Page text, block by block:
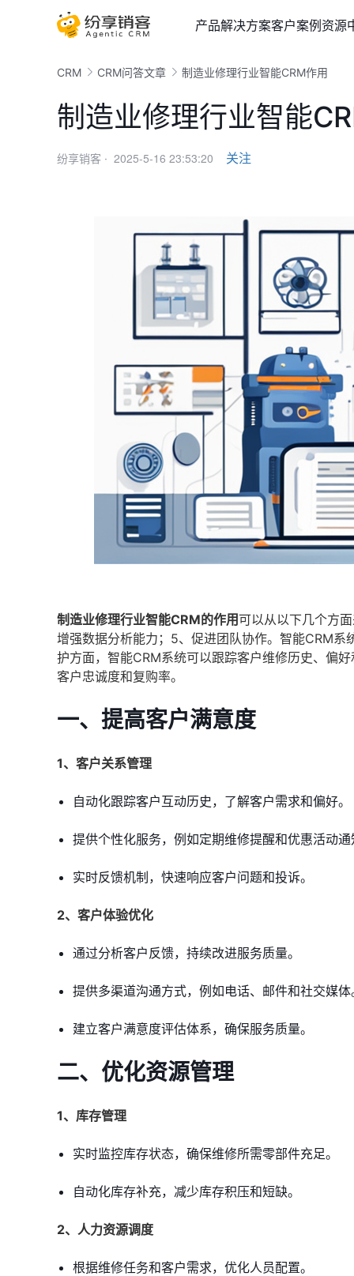
产品解决方案客户案例资源
CRM CRM问答文章 制造业修理行业智能CRM作用
制造业修理行业智能
纷享销客 · 2025-5-16 23:53:20 关注
制造业修理行业智能CRM的作用 可以从以下几个方
增强数据分析能力；5、促进团队协作。智能CRM
护方面，智能CRM系统可以跟踪客户维修历史、偏
客户忠诚度和复购率。
一、提高客户满意度
1、客户关系管理
自动化跟踪客户互动历史，了解客户需求和偏好。
提供个性化服务，例如定期维修提醒和优惠活动通
实时反馈机制，快速响应客户问题和投诉。
2、客户体验优化
通过分析客户反馈，持续改进服务质量。
提供多渠道沟通方式，例如电话、邮件和社交媒体
建立客户满意度评估体系，确保服务质量。
二、优化资源管理
1、库存管理
实时监控库存状态，确保维修所需零部件充足。
自动化库存补充，减少库存积压和短缺。
2、人力资源调度
根据维修任务和客户需求，优化人员配置。